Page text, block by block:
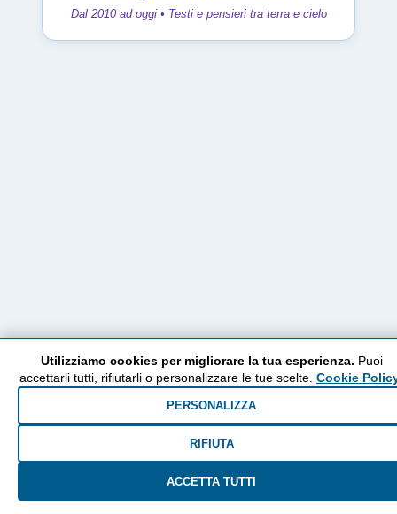
Dal 2010 ad oggi • Testi e pensieri tra terra e cielo
Utilizziamo cookies per migliorare la tua esperienza. Puoi
accettarli tutti, rifiutarli o personalizzare le tue scelte. Cookie
PERSONALIZZA
RIFIUTA
ACCETTA TUTTI